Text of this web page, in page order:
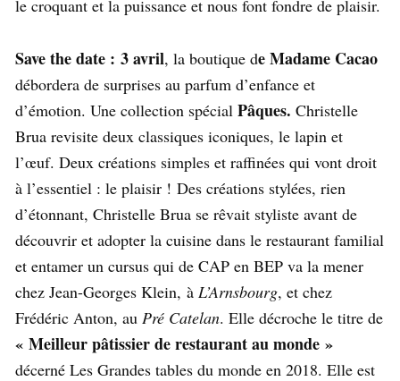
le croquant et la puissance et nous font fondre de plaisir.
Save the date : 3 avril, la boutique de Madame Cacao
débordera de surprises au parfum d’enfance et
d’émotion. Une collection spécial Pâques. Christelle
Brua revisite deux classiques iconiques, le lapin et
l’œuf. Deux créations simples et raffinées qui vont droit
à l’essentiel : le plaisir ! Des créations stylées, rien
d’étonnant, Christelle Brua se rêvait styliste avant de
découvrir et adopter la cuisine dans le restaurant familial
et entamer un cursus qui de CAP en BEP va la mener
chez Jean-Georges Klein, à L’Arnsbourg, et chez
Frédéric Anton, au Pré Catelan. Elle décroche le titre de
« Meilleur pâtissier de restaurant au monde »
décerné Les Grandes tables du monde en 2018. Elle est